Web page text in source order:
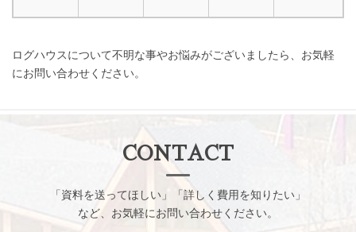
ログハウスについて不明な事やお悩みがございましたら、お気軽
にお問い合わせください。
CONTACT
「資料を送ってほしい」「詳しく費用を知りたい」
など、お気軽にお問い合わせください。